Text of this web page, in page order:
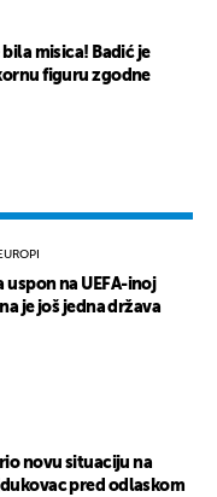
misica! Badić je
figuru zgodne
uspon na UEFA-inoj
je još jedna država
novu situaciju na
pred odlaskom